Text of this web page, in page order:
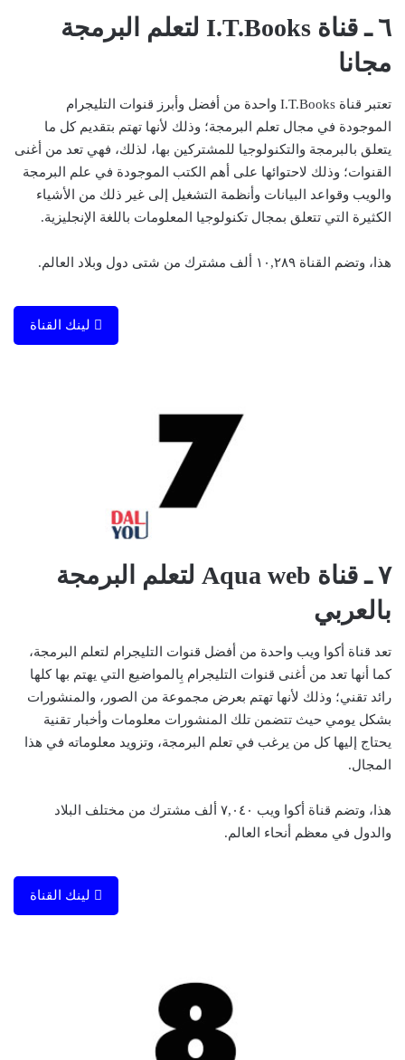
٦ ـ قناة I.T.Books لتعلم البرمجة
مجانا
تعتبر قناة I.T.Books واحدة من أفضل وأبرز قنوات التليجرام
الموجودة في مجال تعلم البرمجة؛ وذلك لأنها تهتم بتقديم كل ما
يتعلق بالبرمجة والتكنولوجيا للمشتركين بها، لذلك، فهي تعد من أغنى
القنوات؛ وذلك لاحتوائها على أهم الكتب الموجودة في علم البرمجة
والويب وقواعد البيانات وأنظمة التشغيل إلى غير ذلك من الأشياء
الكثيرة التي تتعلق بمجال تكنولوجيا المعلومات باللغة الإنجليزية.
هذا، وتضم القناة ١٠,٢٨٩ ألف مشترك من شتى دول وبلاد العالم.
لينك القناة
٧ ـ قناة Aqua web لتعلم البرمجة
بالعربي
تعد قناة أكوا ويب واحدة من أفضل قنوات التليجرام لتعلم البرمجة،
كما أنها تعد من أغنى قنوات التليجرام بِالمواضيع التي يهتم بها كلها
رائد تقني؛ وذلك لأنها تهتم بعرض مجموعة من الصور، والمنشورات
بشكل يومي حيث تتضمن تلك المنشورات معلومات وأخبار تقنية
يحتاج إليها كل من يرغب في تعلم البرمجة، وتزويد معلوماته في هذا
المجال.
هذا، وتضم قناة أكوا ويب ٧,٠٤٠ ألف مشترك من مختلف البلاد
والدول في معظم أنحاء العالم.
لينك القناة